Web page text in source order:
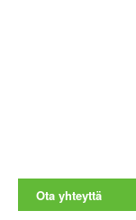
Ota yhteyttä